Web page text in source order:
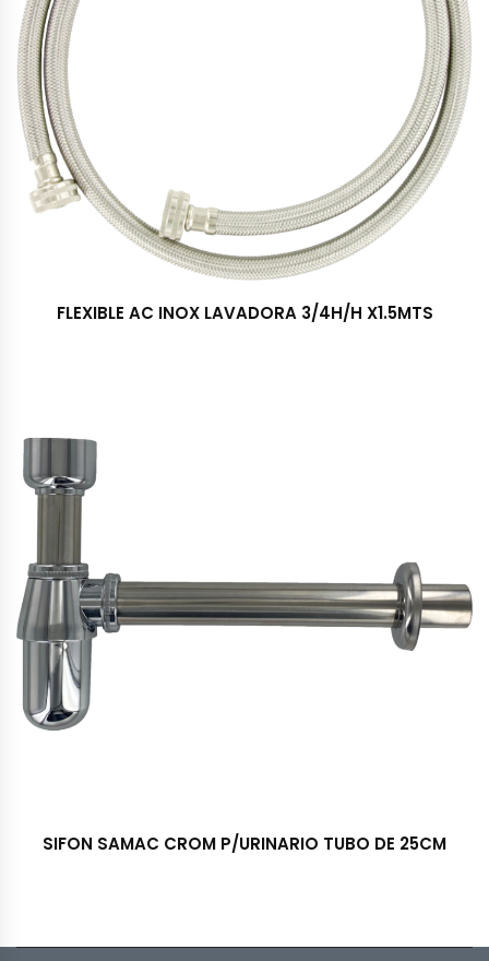
FLEXIBLE AC INOX LAVADORA 3/4H/H X1.5MTS
SIFON SAMAC CROM P/URINARIO TUBO DE 25CM